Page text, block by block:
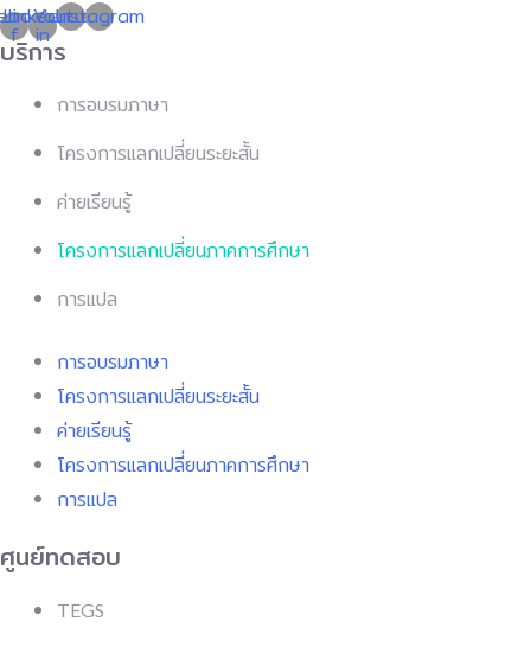
f
Linkedin-
in
Youtube
Instagram
บริการ
การอบรมภาษา
โครงการแลกเปลี่ยนระยะสั้น
ค่ายเรียนรู้
โครงการแลกเปลี่ยนภาคการศึกษา
การแปล
การอบรมภาษา
โครงการแลกเปลี่ยนระยะสั้น
ค่ายเรียนรู้
โครงการแลกเปลี่ยนภาคการศึกษา
การแปล
ศูนย์ทดสอบ
TEGS